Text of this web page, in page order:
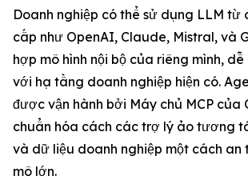
Doanh nghiệp có thể sử dụng LLM từ
cấp như OpenAI, Claude, Mistral, và
hợp mô hình nội bộ của riêng mình,
với hạ tầng doanh nghiệp hiện có.
được vận hành bởi Máy chủ MCP của
chuẩn hóa cách các trợ lý ảo tương
và dữ liệu doanh nghiệp một cách an
mô lớn.